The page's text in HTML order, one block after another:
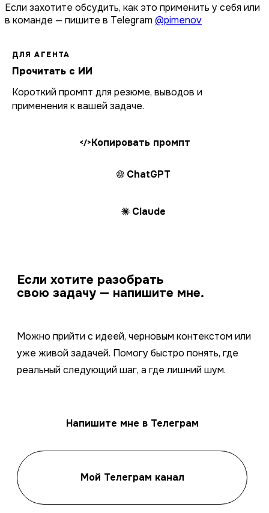
Если захотите обсудить, как это применить у себя или
в команде — пишите в Telegram @pimenov
ДЛЯ АГЕНТА
Прочитать с ИИ
Короткий промпт для резюме, выводов и
применения к вашей задаче.
</>Копировать промпт
ChatGPT
Claude
Если хотите разобрать
свою задачу — напишите мне.
Можно прийти с идеей, черновым контекстом или
уже живой задачей. Помогу быстро понять, где
реальный следующий шаг, а где лишний шум.
Напишите мне в Телеграм
Мой Телеграм канал